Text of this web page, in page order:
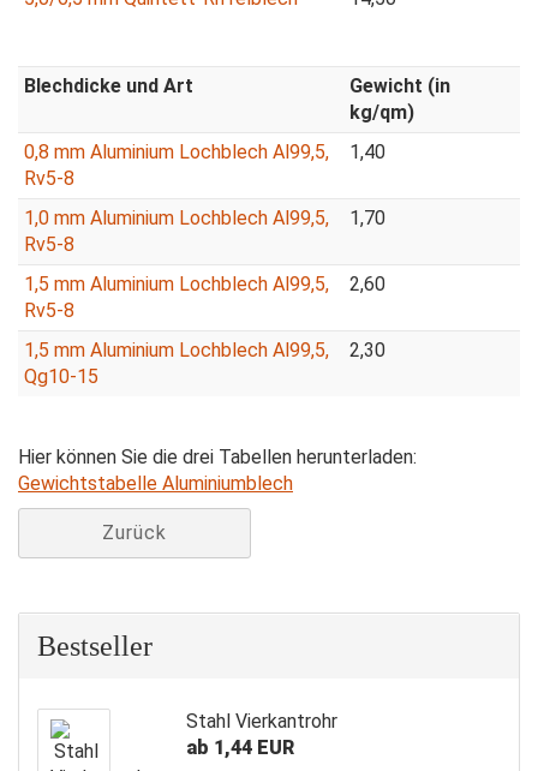
Blechdicke und Art
Gewicht (in
kg/qm)
0,8 mm Aluminium Lochblech Al99,5,
Rv5-8
1,40
1,0 mm Aluminium Lochblech Al99,5,
Rv5-8
1,70
1,5 mm Aluminium Lochblech Al99,5,
Rv5-8
2,60
1,5 mm Aluminium Lochblech Al99,5,
Qg10-15
2,30
Hier können Sie die drei Tabellen herunterladen:
Gewichtstabelle Aluminiumblech
Zurück
Bestseller
Stahl Vierkantrohr
ab 1,44 EUR